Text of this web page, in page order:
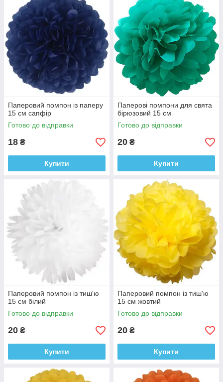
Паперовий помпон із паперу
15 см сапфір
Готово до відправки
18 ₴
Купити
Паперові помпони для свята
бірюзовий 15 см
Готово до відправки
20 ₴
Купити
Паперовий помпон із тиш'ю
15 см білий
Готово до відправки
20 ₴
Купити
Паперовий помпон із тиш'ю
15 см жовтий
Готово до відправки
20 ₴
Купити